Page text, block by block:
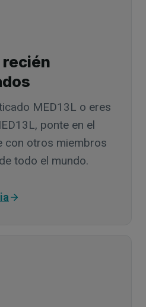
recién
MED13L o eres
ponte en el
con otros miembros
todo el mundo.